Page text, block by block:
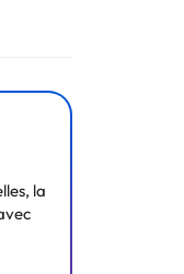
la